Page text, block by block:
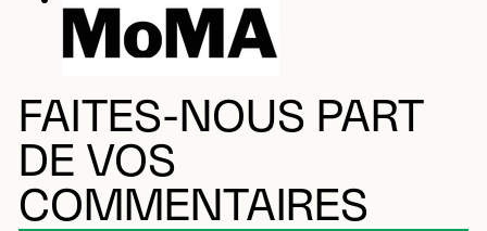
FAITES-NOUS PART
DE VOS
COMMENTAIRES